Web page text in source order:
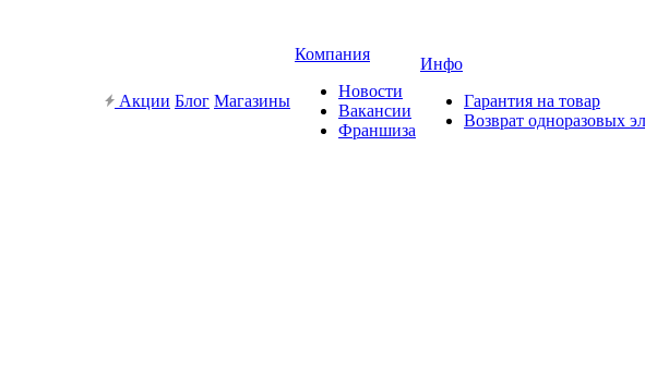
Акции Блог Магазины
Компания
Новости
Вакансии
Франшиза
Инфо
Гарантия на товар
Возврат одноразовых